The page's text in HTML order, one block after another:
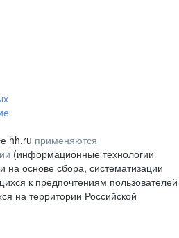
hh.ru применяются
(информационные технологии
основе сбора, систематизации
к предпочтениям пользователей
на территории Российской